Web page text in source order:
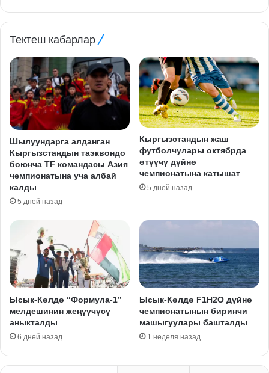
Тектеш кабарлар
Шылуундарга алданган
Кыргызстандын таэквондо
боюнча TF командасы Азия
чемпионатына уча албай
калды
5 дней назад
Кыргызстандын жаш
футболчулары октябрда
өтүүчү дүйнө
чемпионатына катышат
5 дней назад
Ысык-Көлдө “Формула-1”
мелдешинин жеңүүчүсү
аныкталды
6 дней назад
Ысык-Көлдө F1H2O дүйнө
чемпионатынын биринчи
машыгуулары башталды
1 неделя назад